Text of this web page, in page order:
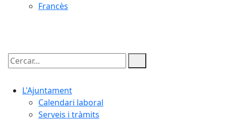
Francès
Cercar:
L'Ajuntament
Calendari laboral
Serveis i tràmits